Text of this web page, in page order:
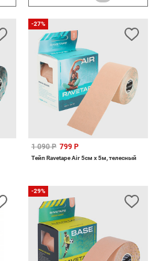
-27%
1 090 Р 799 Р
Тейп Ravetape Air 5см х 5м, телесный
-29%